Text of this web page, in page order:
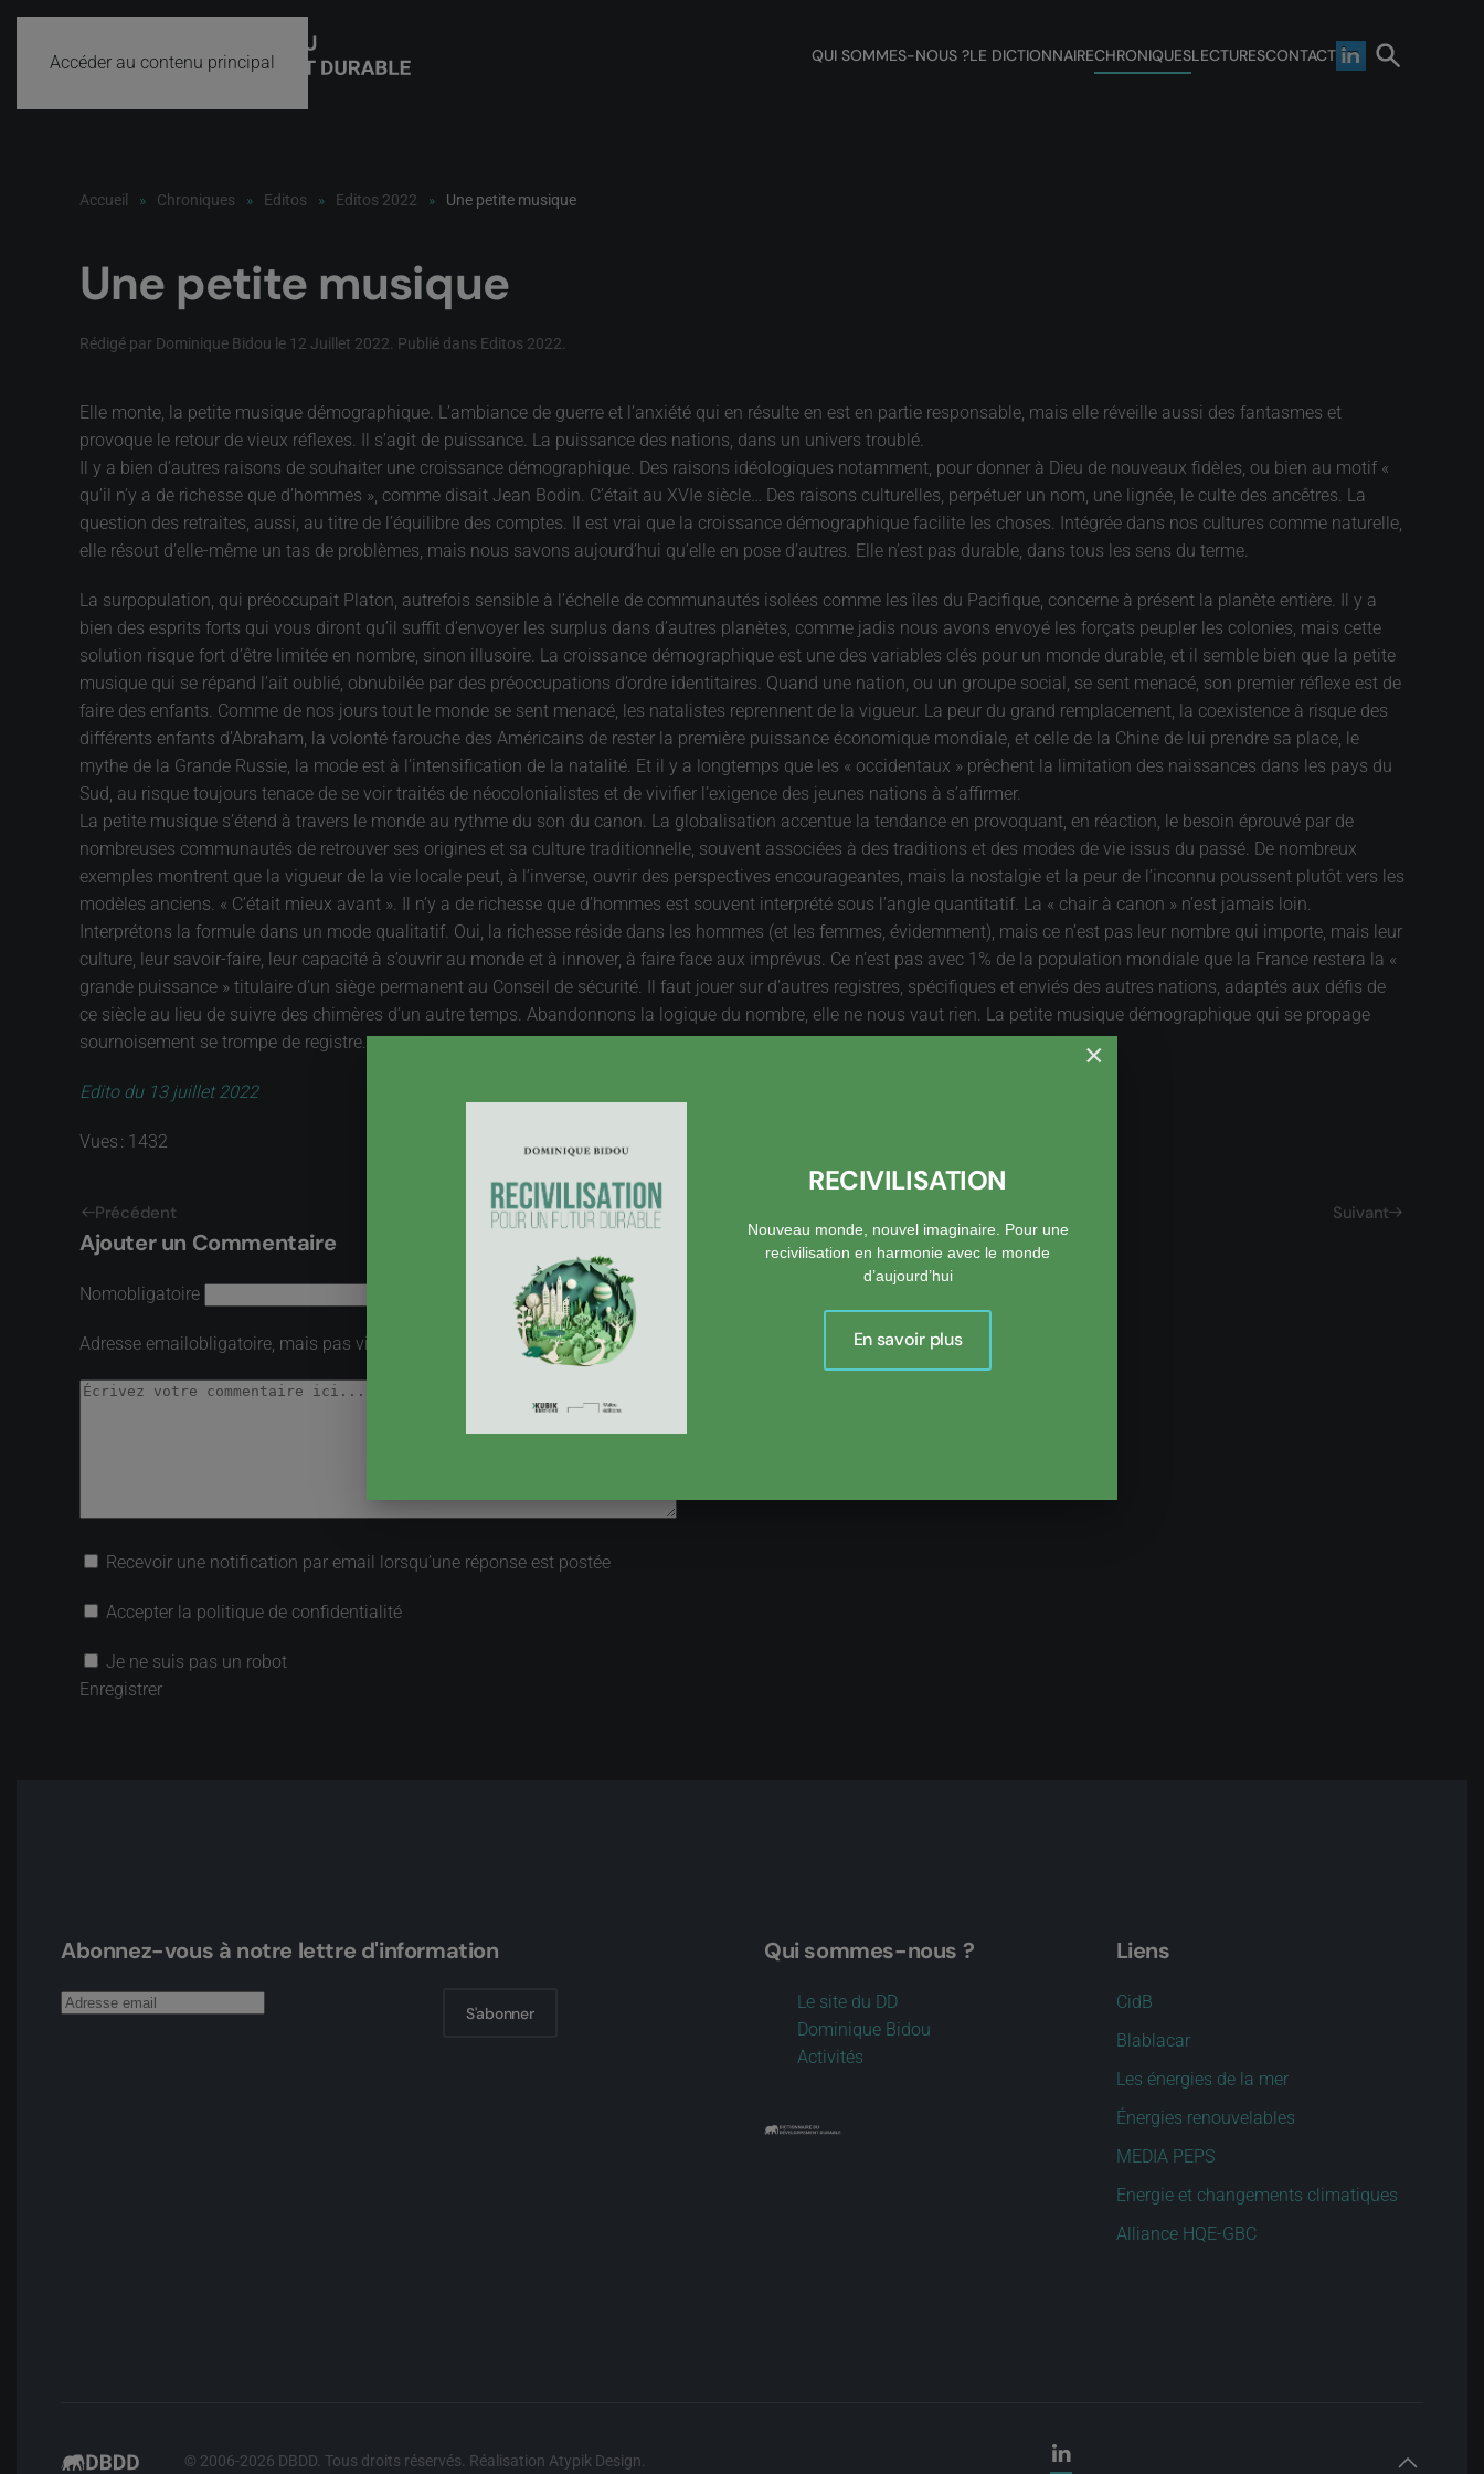
Accéder au contenu principal QUI SOMMES-NOUS ?LE DICTIONNAIRECHRONIQUESLECTURESCONTACT
Accueil Chroniques Editos Editos 2022 Une petite musique
Une petite musique
Rédigé par Dominique Bidou le 12 Juillet 2022 . Publié dans Editos 2022
Elle monte, la petite musique démographique. L’ambiance de guerre et l’anxiété qui en résulte en est en partie responsable, mais elle réveille aussi des fantasmes et
provoque le retour de vieux réflexes. Il s’agit de puissance. La puissance des nations, dans un univers troublé.
Il y a bien d’autres raisons de souhaiter une croissance démographique. Des raisons idéologiques notamment, pour donner à Dieu de nouveaux fidèles, ou bien au motif «
qu’il n’y a de richesse que d’hommes », comme disait Jean Bodin. C’était au XVIe siècle… Des raisons culturelles, perpétuer un nom, une lignée, le culte des ancêtres. La
question des retraites, aussi, au titre de l’équilibre des comptes. Il est vrai que la croissance démographique facilite les choses. Intégrée dans nos cultures comme naturelle,
elle résout d’elle-même un tas de problèmes, mais nous savons aujourd’hui qu’elle en pose d’autres. Elle n’est pas durable, dans tous les sens du terme.
La surpopulation, qui préoccupait Platon, autrefois sensible à l’échelle de communautés isolées comme les îles du Pacifique, concerne à présent la planète entière. Il y a
bien des esprits forts qui vous diront qu’il suffit d’envoyer les surplus dans d’autres planètes, comme jadis nous avons envoyé les forçats peupler les colonies, mais cette
solution risque fort d’être limitée en nombre, sinon illusoire. La croissance démographique est une des variables clés pour un monde durable, et il semble bien que la petite
musique qui se répand l’ait oublié, obnubilée par des préoccupations d’ordre identitaires. Quand une nation, ou un groupe social, se sent menacé, son premier réflexe est de
faire des enfants. Comme de nos jours tout le monde se sent menacé, les natalistes reprennent de la vigueur. La peur du grand remplacement, la coexistence à risque des
différents enfants d’Abraham, la volonté farouche des Américains de rester la première puissance économique mondiale, et celle de la Chine de lui prendre sa place, le
mythe de la Grande Russie, la mode est à l’intensification de la natalité. Et il y a longtemps que les « occidentaux » prêchent la limitation des naissances dans les pays du
Sud, au risque toujours tenace de se voir traités de néocolonialistes et de vivifier l’exigence des jeunes nations à s’affirmer.
La petite musique s’étend à travers le monde au rythme du son du canon. La globalisation accentue la tendance en provoquant, en réaction, le besoin éprouvé par de
nombreuses communautés de retrouver ses origines et sa culture traditionnelle, souvent associées à des traditions et des modes de vie issus du passé. De nombreux
exemples montrent que la vigueur de la vie locale peut, à l’inverse, ouvrir des perspectives encourageantes, mais la nostalgie et la peur de l’inconnu poussent plutôt vers les
modèles anciens. « C’était mieux avant ». Il n’y a de richesse que d’hommes est souvent interprété sous l’angle quantitatif. La « chair à canon » n’est jamais loin.
Interprétons la formule dans un mode qualitatif. Oui, la richesse réside dans les hommes (et les femmes, évidemment), mais ce n’est pas leur nombre qui importe, mais leur
culture, leur savoir-faire, leur capacité à s’ouvrir au monde et à innover, à faire face aux imprévus. Ce n’est pas avec 1% de la population mondiale que la France restera la «
grande puissance » titulaire d’un siège permanent au Conseil de sécurité. Il faut jouer sur d’autres registres, spécifiques et enviés des autres nations, adaptés aux défis de
ce siècle au lieu de suivre des chimères d’un autre temps. Abandonnons la logique du nombre, elle ne nous vaut rien. La petite musique démographique qui se propage
sournoisement se trompe de registre.
Edito du 13 juillet 2022
Vues : 1432
Précédent Suivant
Ajouter un Commentaire
Nomobligatoire
Adresse emailobligatoire, mais pas visible
Recevoir une notification par email lorsqu’une réponse est postée
Accepter la politique de confidentialité
Je ne suis pas un robot
Enregistrer
Abonnez-vous à notre lettre d'information
S'abonner
Qui sommes-nous ?
Le site du DD
Dominique Bidou
Activités
Liens
CidB
Blablacar
Les énergies de la mer
Énergies renouvelables
MEDIA PEPS
Energie et changements climatiques
Alliance HQE-GBC
© 2006-2026 DBDD. Tous droits réservés. Réalisation Atypik Design
×
RECIVILISATION
Nouveau monde, nouvel imaginaire. Pour une
recivilisation en harmonie avec le monde
d’aujourd’hui
En savoir plus